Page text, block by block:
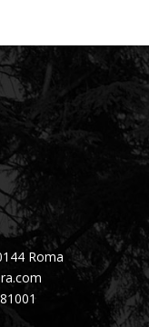
Roma